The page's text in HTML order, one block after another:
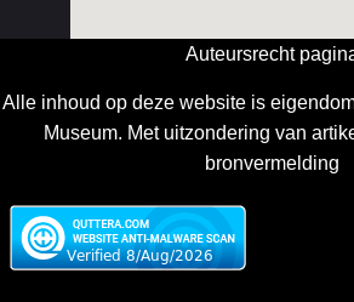
Auteursrecht
Alle inhoud op deze website is
Museum. Met uitzondering van
bronvermelding